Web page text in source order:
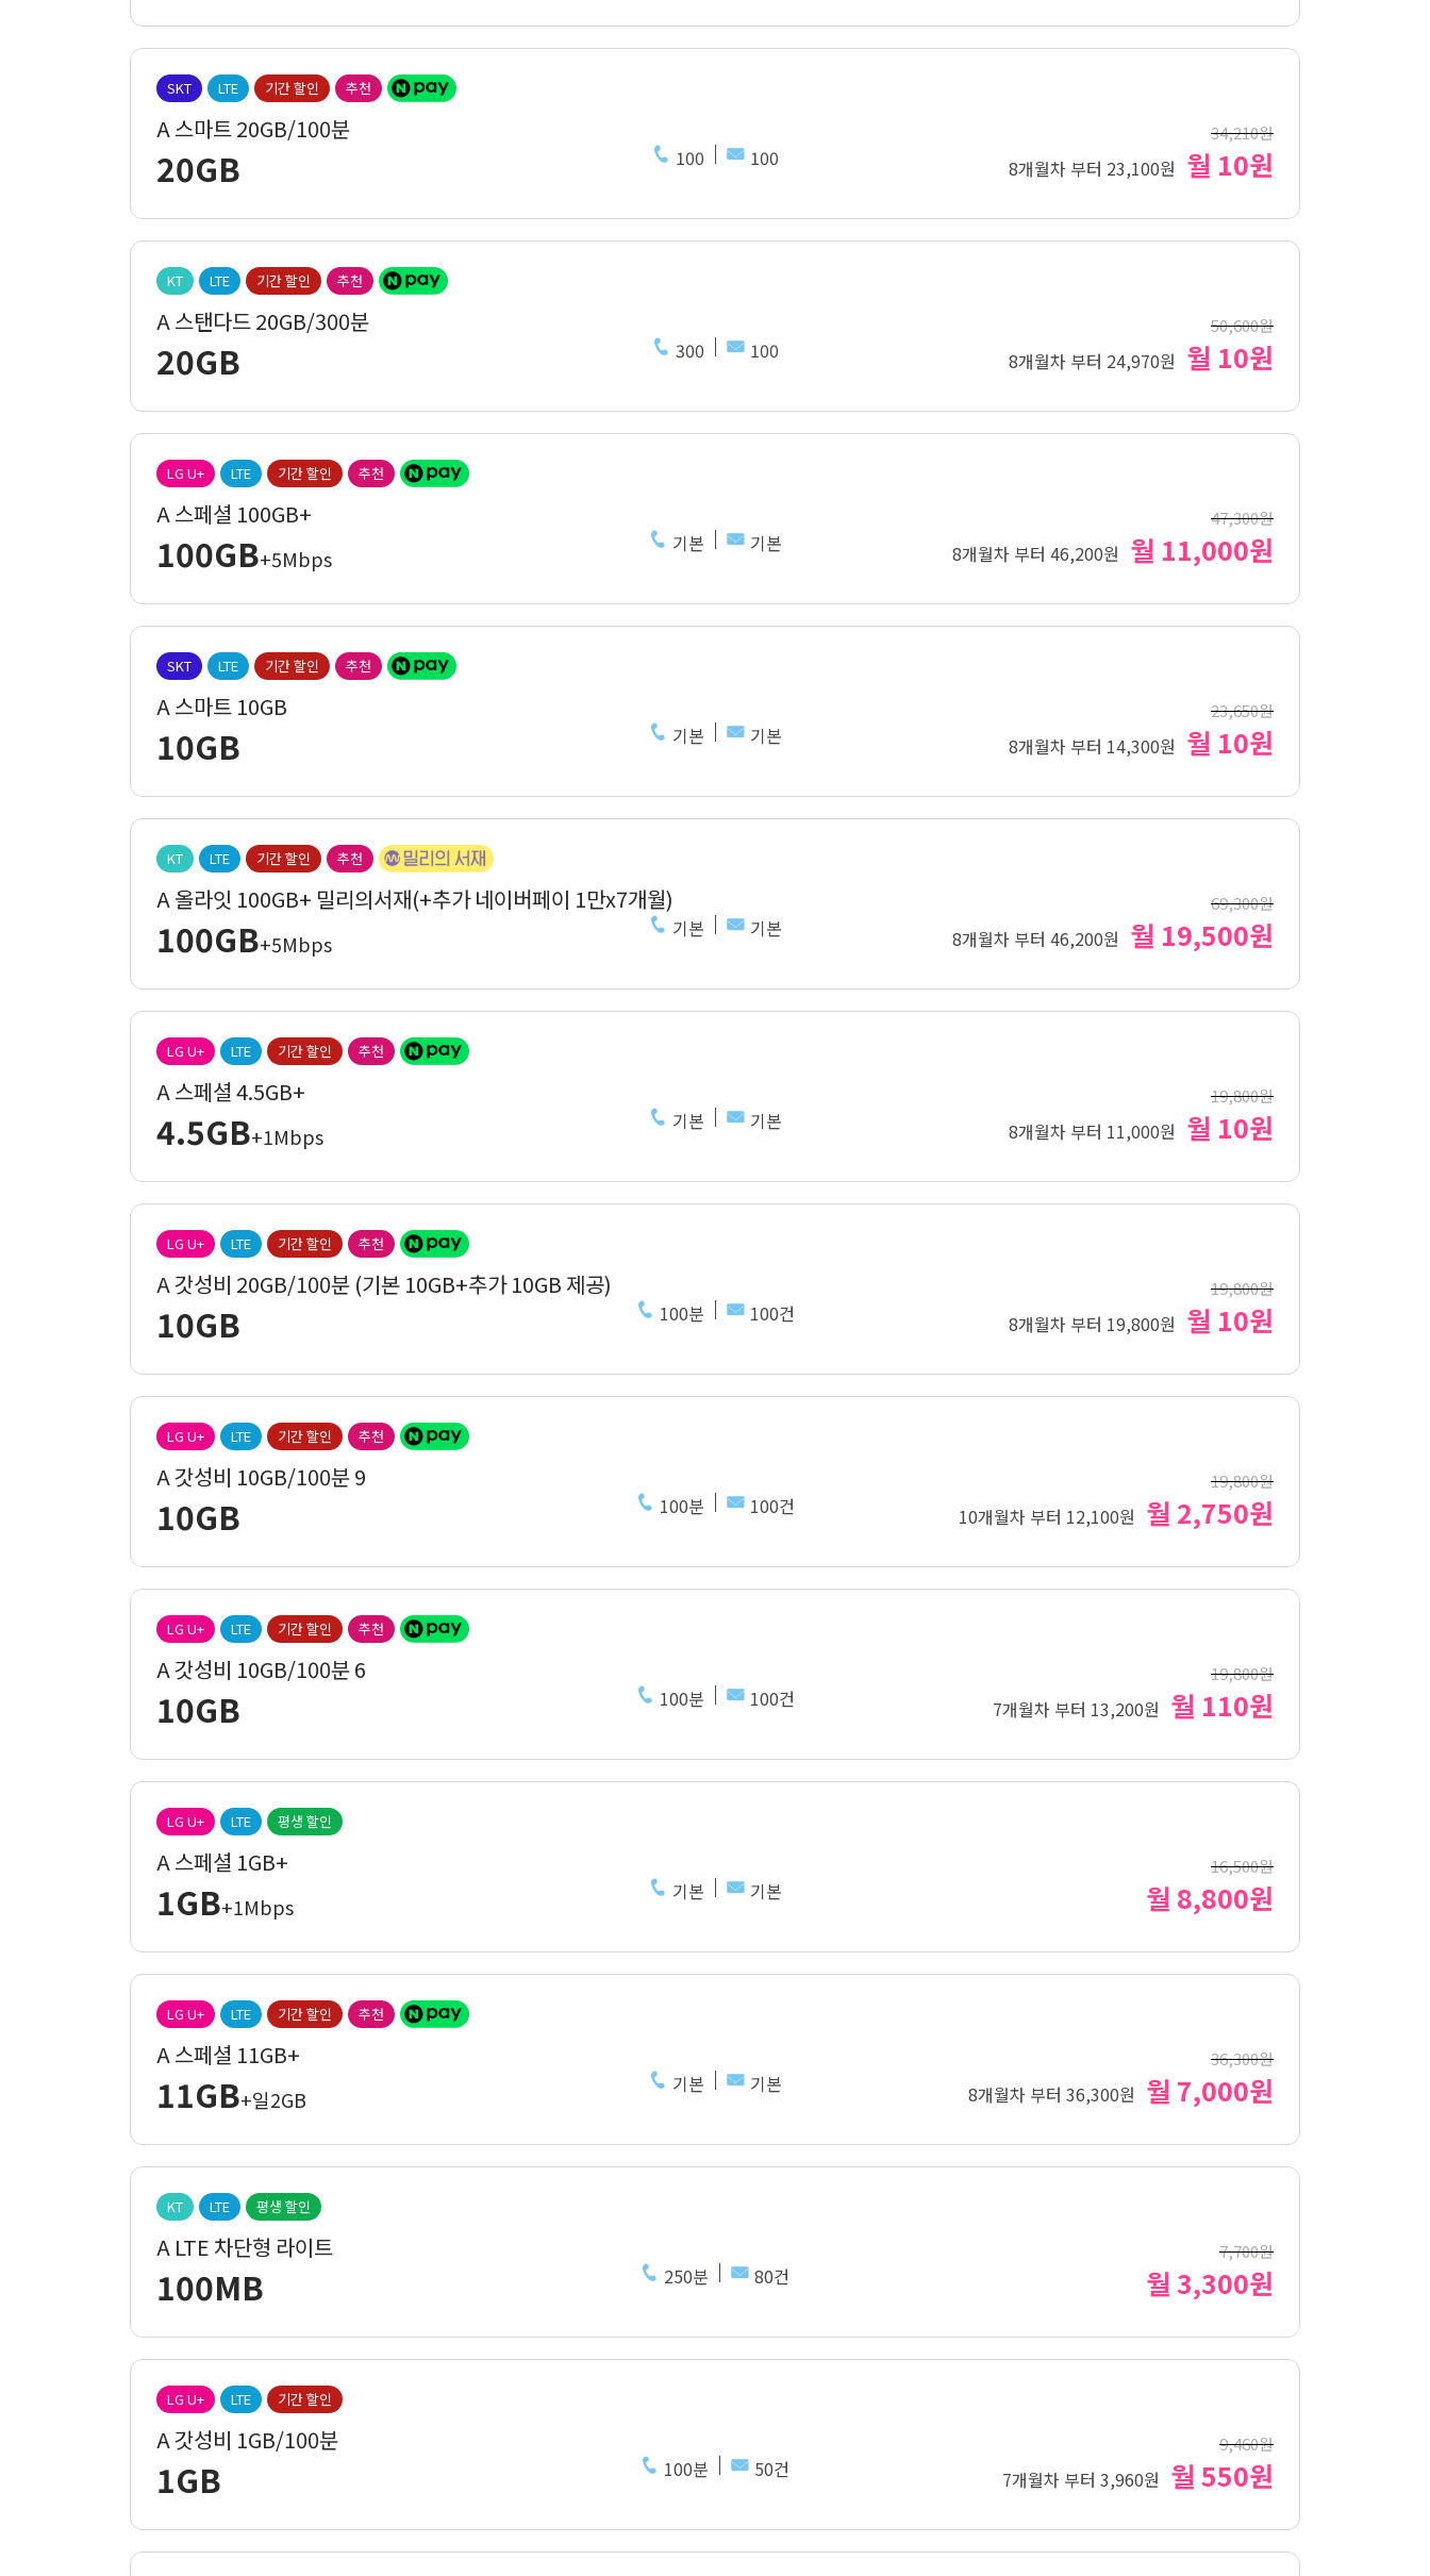
SKT LTE 기간 할인 추천
A 스마트 20GB/100분 34,210원
20GB 100 100 8개월차 부터 23,100원 월 10원
KT LTE 기간 할인 추천
A 스탠다드 20GB/300분 50,600원
20GB 300 100 8개월차 부터 24,970원 월 10원
LG U+ LTE 기간 할인 추천
A 스페셜 100GB+ 47,300원
100GB+5Mbps
기본 기본 8개월차 부터 46,200원 월 11,000원
SKT LTE 기간 할인 추천
A 스마트 10GB 23,650원
10GB 기본 기본 8개월차 부터 14,300원 월 10원
KT LTE 기간 할인 추천
A 올라잇 100GB+ 밀리의서재(+추가 네이버페이 1만x7개월) 69,300원
100GB+5Mbps
기본 기본 8개월차 부터 46,200원 월 19,500원
LG U+ LTE 기간 할인 추천
A 스페셜 4.5GB+ 19,800원
4.5GB+1Mbps
기본 기본 8개월차 부터 11,000원 월 10원
LG U+ LTE 기간 할인 추천
A 갓성비 20GB/100분 (기본 10GB+추가 10GB 제공) 19,800원
10GB 100분 100건 8개월차 부터 19,800원 월 10원
LG U+ LTE 기간 할인 추천
A 갓성비 10GB/100분 9 19,800원
10GB 100분 100건 10개월차 부터 12,100원 월 2,750원
LG U+ LTE 기간 할인 추천
A 갓성비 10GB/100분 6 19,800원
10GB 100분 100건 7개월차 부터 13,200원 월 110원
LG U+ LTE 평생 할인
A 스페셜 1GB+ 16,500원
1GB+1Mbps
기본 기본 월 8,800원
LG U+ LTE 기간 할인 추천
A 스페셜 11GB+ 36,300원
11GB+일2GB
기본 기본 8개월차 부터 36,300원 월 7,000원
KT LTE 평생 할인
A LTE 차단형 라이트 7,700원
100MB 250분 80건 월 3,300원
LG U+ LTE 기간 할인
A 갓성비 1GB/100분 9,460원
1GB 100분 50건 7개월차 부터 3,960원 월 550원